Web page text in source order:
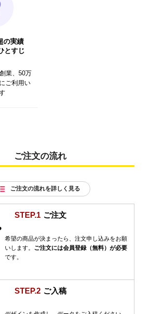
の実績
とすじ
業、50万
ご利用い
ご注文の流れ
ご注文の流れを詳しく見る
STEP.1 ご注文
希望の商品が決まったら、注文申し込みをお願
いします。 ご注文には会員登録（無料）が必要
です。
STEP.2 ご入稿